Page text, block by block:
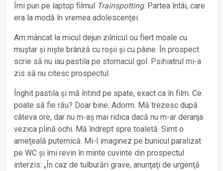
Îmi pun pe laptop filmul Trainspotting. Partea întâi, care
era la modă în vremea adolescenţei.
Am mâncat la micul dejun zilnicul ou fiert moale cu
muştar şi nişte brânză cu roşii şi cu pâine. În prospect
scrie să nu iau pastila pe stomacul gol. Psihiatrul mi-a
zis să nu citesc prospectul.
Înghit pastila și mă întind pe spate, exact ca în film. Ce
poate să fie rău? Doar bine. Adorm. Mă trezesc după
câteva ore, dar nu m-aş mai ridica dacă nu m-ar deranja
vezica plină ochi. Mă îndrept spre toaletă. Simt o
ameţeală puternică. Mi-l imaginez pe bunicul paralizat
pe WC și îmi revin în minte cuvinte din prospectul
interzis: „În caz de tulburări grave, anunţaţi de urgenţă